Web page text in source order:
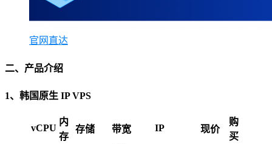
官网直达
二、产品介绍
1、韩国原生 IP VPS
vCPU
内
存
存储 带宽 IP 现价
购
买